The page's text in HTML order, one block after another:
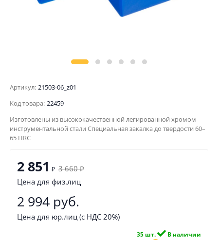
Артикул: 21503-06_z01
Код товара: 22459
Изготовлены из высококачественной легированной хромом
инструментальной стали Специальная закалка до твердости 60–
65 HRC
2 851 ₽ 3 660 ₽
Цена для физ.лиц
2 994 руб.
Цена для юр.лиц (с НДС 20%)
35 шт.
В наличии